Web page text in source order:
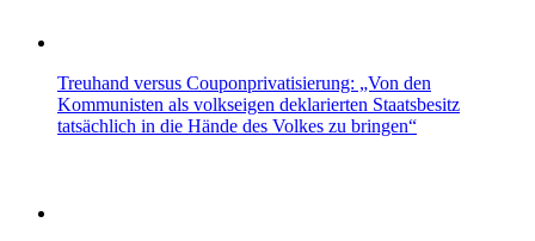
Treuhand versus Couponprivatisierung: „Von den
Kommunisten als volkseigen deklarierten Staatsbesitz
tatsächlich in die Hände des Volkes zu bringen“